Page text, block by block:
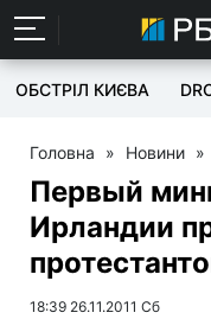
ОБСТРІЛ КИЄВА
Головна » Новини »
Первый
Ирландии
18:39 26.11.2011 Сб